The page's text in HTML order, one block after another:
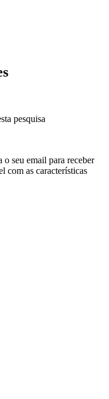
pesquisa
o seu email para receber
com as características